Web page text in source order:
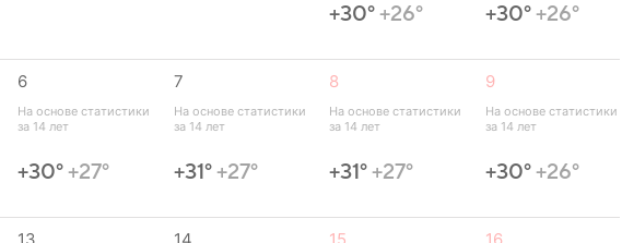
+30°+26° +30°+26°
6
На основе статистики
за 14 лет
+30°+27°
7
На основе статистики
за 14 лет
+31°+27°
8
На основе статистики
за 14 лет
+31°+27°
9
На основе статистики
за 14 лет
+30°+26°